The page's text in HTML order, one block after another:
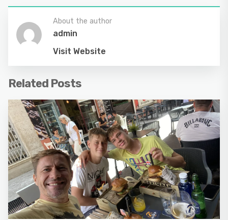
About the author
admin
Visit Website
Related Posts